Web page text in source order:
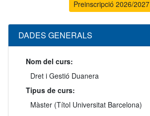
Preinscripció 2026/2027
DADES GENERALS
Nom del curs:
Dret i Gestió Duanera
Tipus de curs:
Màster (Títol Universitat Barcelona)